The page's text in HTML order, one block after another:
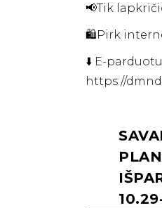
📢Tik
🛍Pirk
⬇️ E-
https://